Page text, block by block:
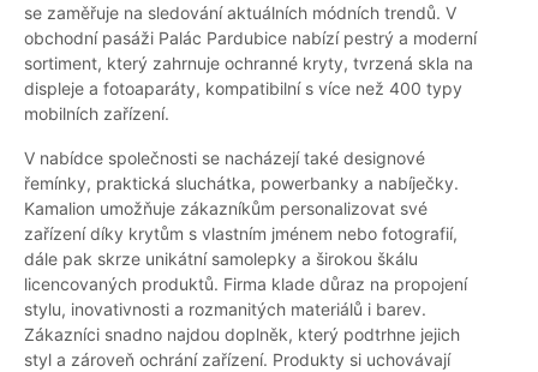
se zaměřuje na sledování aktuálních módních trendů. V
obchodní pasáži Palác Pardubice nabízí pestrý a moderní
sortiment, který zahrnuje ochranné kryty, tvrzená skla na
displeje a fotoaparáty, kompatibilní s více než 400 typy
mobilních zařízení.
V nabídce společnosti se nacházejí také designové
řemínky, praktická sluchátka, powerbanky a nabíječky.
Kamalion umožňuje zákazníkům personalizovat své
zařízení díky krytům s vlastním jménem nebo fotografií,
dále pak skrze unikátní samolepky a širokou škálu
licencovaných produktů. Firma klade důraz na propojení
stylu, inovativnosti a rozmanitých materiálů i barev.
Zákazníci snadno najdou doplněk, který podtrhne jejich
styl a zároveň ochrání zařízení. Produkty si uchovávají